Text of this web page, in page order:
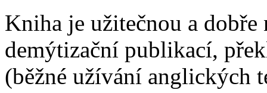
Kniha je užitečnou a dobře
demýtizační publikací,
(běžné užívání anglických